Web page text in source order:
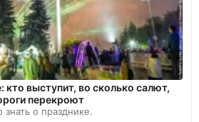
кто выступит, во сколько салют,
перекроют
знать о празднике.